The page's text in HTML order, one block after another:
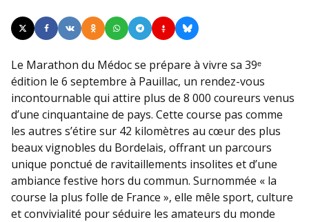
Le Marathon du Médoc se prépare à vivre sa 39ᵉ
édition le 6 septembre à Pauillac, un rendez-vous
incontournable qui attire plus de 8 000 coureurs venus
d’une cinquantaine de pays. Cette course pas comme
les autres s’étire sur 42 kilomètres au cœur des plus
beaux vignobles du Bordelais, offrant un parcours
unique ponctué de ravitaillements insolites et d’une
ambiance festive hors du commun. Surnommée « la
course la plus folle de France », elle mêle sport, culture
et convivialité pour séduire les amateurs du monde